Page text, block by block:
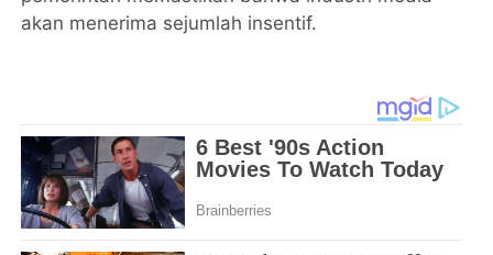
akan menerima sejumlah insentif.